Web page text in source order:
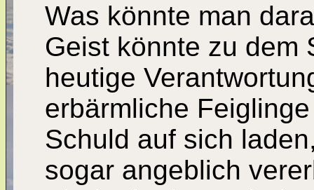
Was könnte man
Geist könnte zu dem
heutige
erbärmliche
Schuld auf sich
sogar angeblich